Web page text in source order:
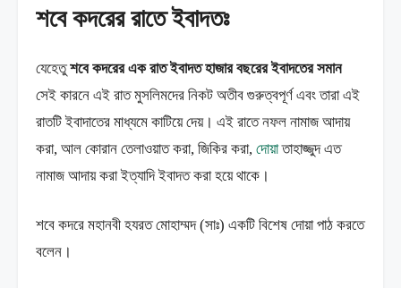
শবে কদরের রাতে ইবাদতঃ
যেহেতুশবে কদরের এক রাত ইবাদত হাজার বছরের ইবাদতের সমান
সেই কারনে এই রাত মুসলিমদের নিকট অতীব গুরুত্বপূর্ণ এবং তারা এই
রাতটি ইবাদাতের মাধ্যমে কাটিয়ে দেয়। এই রাতে নফল নামাজ আদায়
করা, আল কোরান তেলাওয়াত করা, জিকির করা, দোয়াতাহাজ্জুদ এত
নামাজ আদায় করা ইত্যাদি ইবাদত করা হয়ে থাকে।
শবে কদরে মহানবী হযরত মোহাম্মদ (সাঃ) একটি বিশেষ দোয়া পাঠ করতে
বলেন।